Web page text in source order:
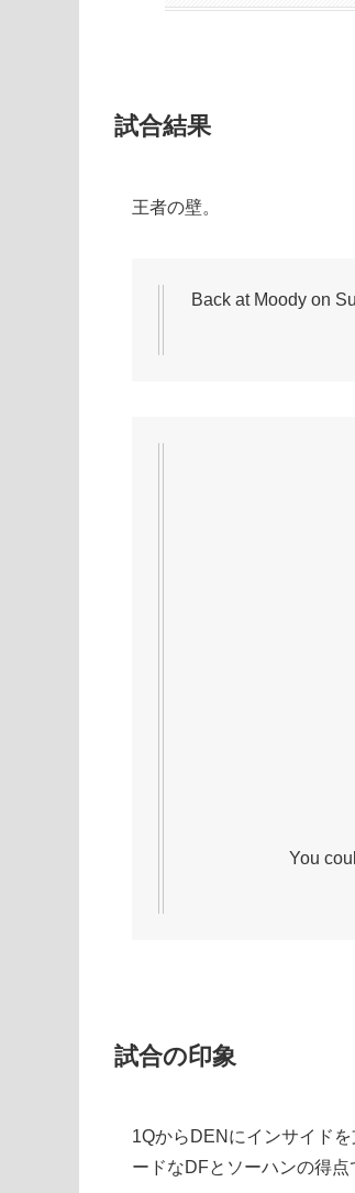
試合結果
王者の壁。
Back at Moody on
You
試合の印象
1QからDENにインサイド
ードなDFとソーハンの得点